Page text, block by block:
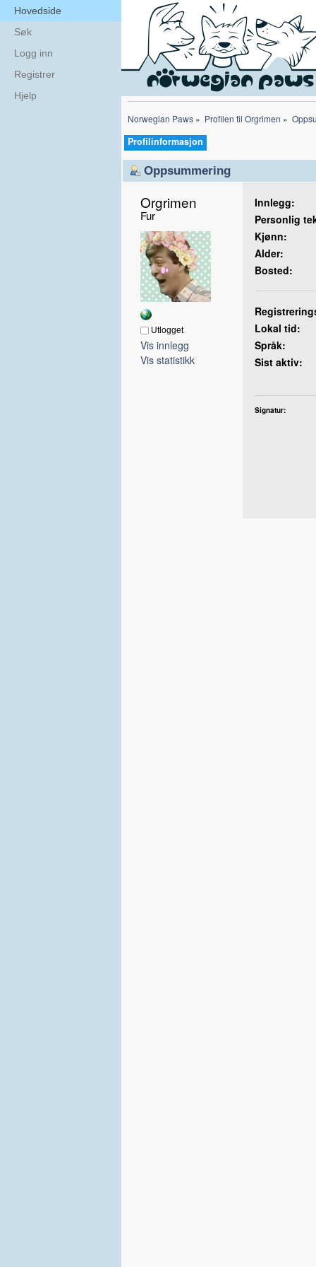
Hovedside
Søk
Logg inn
Registrer
Hjelp
Norwegian Paws » Profilen til Orgrimen »
Profilinformasjon
Oppsummering
Orgrimen
Fur
Utlogget
Vis innlegg
Vis statistikk
Innlegg:
Personlig
Kjønn:
Alder:
Bosted:
Lokal tid:
Språk:
Sist aktiv:
Signatur: